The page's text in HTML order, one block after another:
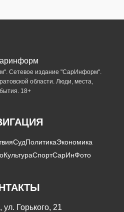
Сетевое издание "СарИнформ".
области. Люди, места,
18+
СудПолитикаЭкономика
КультураСпортСарИнФото
ул. Горького, 21